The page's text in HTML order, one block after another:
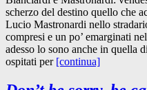
scherzo del destino quello che
Lucio Mastronardi nello
compresi e un po’ emarginati
adesso lo sono anche in quella
ospitati per [continua]